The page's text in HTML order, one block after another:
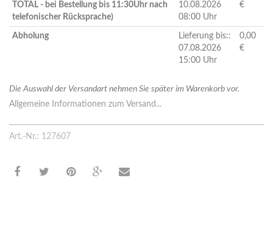
TOTAL - bei Bestellung bis 11:30Uhr nach
telefonischer Rücksprache)
10.08.2026
08:00 Uhr
€
Abholung
Lieferung bis::
07.08.2026
15:00 Uhr
0,00
€
Die Auswahl der Versandart nehmen Sie später im Warenkorb vor.
Allgemeine Informationen zum Versand...
Art.-Nr.: 127607